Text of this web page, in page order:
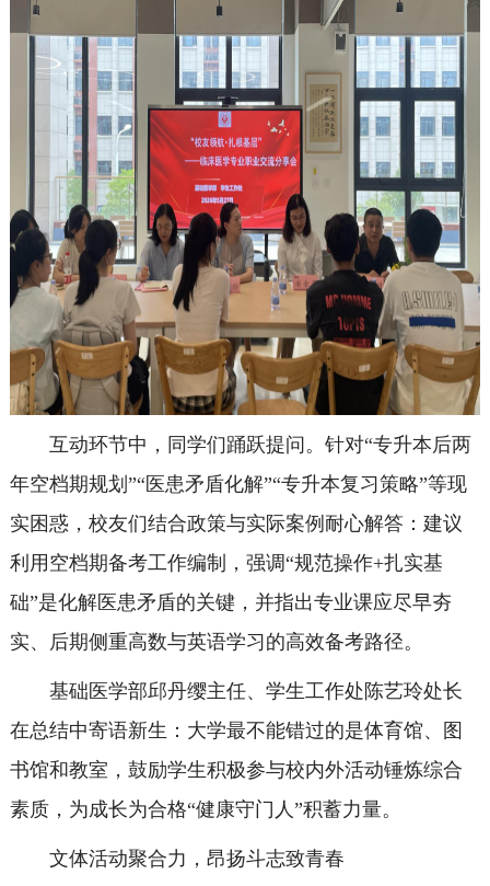
互动环节中，同学们踊跃提问。针对“专升本后两
年空档期规划”“医患矛盾化解”“专升本复习策略”等现
实困惑，校友们结合政策与实际案例耐心解答：建议
利用空档期备考工作编制，强调“规范操作+扎实基
础”是化解医患矛盾的关键，并指出专业课应尽早夯
实、后期侧重高数与英语学习的高效备考路径。
基础医学部邱丹缨主任、学生工作处陈艺玲处长
在总结中寄语新生：大学最不能错过的是体育馆、图
书馆和教室，鼓励学生积极参与校内外活动锤炼综合
素质，为成长为合格“健康守门人”积蓄力量。
文体活动聚合力，昂扬斗志致青春